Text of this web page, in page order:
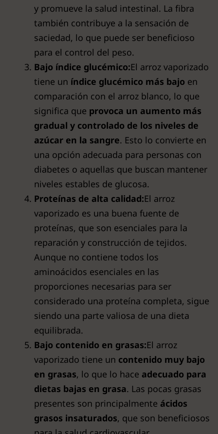
y promueve la salud intestinal. La fibra
también contribuye a la sensación de
saciedad, lo que puede ser beneficioso
para el control del peso.
Bajo índice glucémico:El arroz vaporizado
tiene un índice glucémico más bajo en
comparación con el arroz blanco, lo que
significa que provoca un aumento más
gradual y controlado de los niveles de
azúcar en la sangre. Esto lo convierte en
una opción adecuada para personas con
diabetes o aquellas que buscan mantener
niveles estables de glucosa.
Proteínas de alta calidad:El arroz
vaporizado es una buena fuente de
proteínas, que son esenciales para la
reparación y construcción de tejidos.
Aunque no contiene todos los
aminoácidos esenciales en las
proporciones necesarias para ser
considerado una proteína completa, sigue
siendo una parte valiosa de una dieta
equilibrada.
Bajo contenido en grasas:El arroz
vaporizado tiene un contenido muy bajo
en grasas, lo que lo hace adecuado para
dietas bajas en grasa. Las pocas grasas
presentes son principalmente ácidos
grasos insaturados, que son beneficiosos